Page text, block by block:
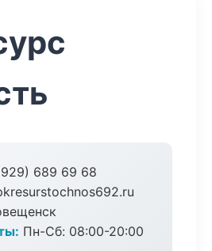
689 69 68
Пн-Сб: 08:00-20:00